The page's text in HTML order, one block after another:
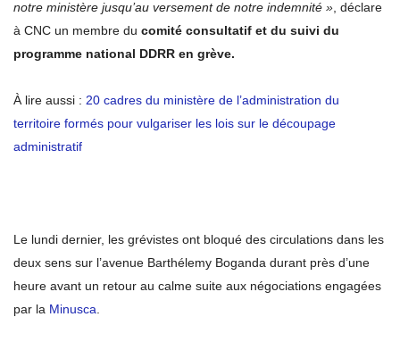
notre ministère jusqu’au versement de notre indemnité », déclare
à CNC un membre du comité consultatif et du suivi du
programme national DDRR en grève.
À lire aussi : 20 cadres du ministère de l’administration du
territoire formés pour vulgariser les lois sur le découpage
administratif
Le lundi dernier, les grévistes ont bloqué des circulations dans les
deux sens sur l’avenue Barthélemy Boganda durant près d’une
heure avant un retour au calme suite aux négociations engagées
par la Minusca.